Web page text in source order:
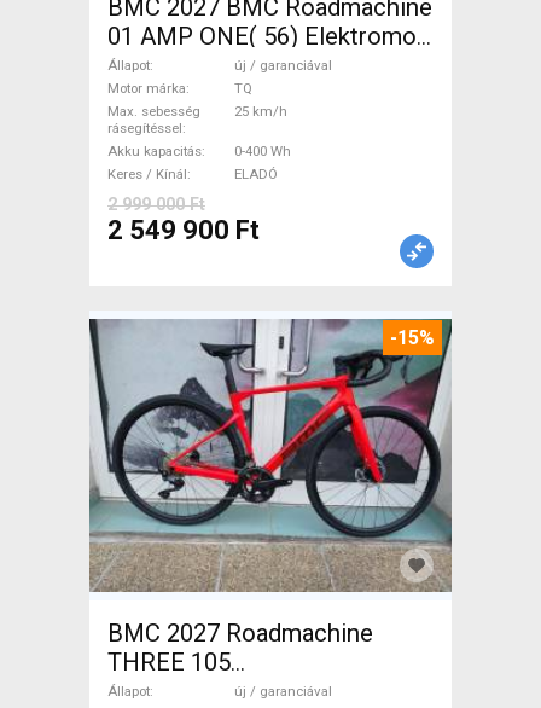
BMC 2027 BMC Roadmachine
01 AMP ONE( 56) Elektromos
Országúti / Gravel TQ új /
garanciával ELADÓ
Állapot
új / garanciával
Motor márka
TQ
Max. sebesség
rásegítéssel
25 km/h
Akku kapacitás
0-400 Wh
Keres / Kínál
ELADÓ
2 999 000 Ft
2 549 900 Ft
-15%
BMC 2027 Roadmachine
THREE 105
(47,51,54,56,58,61) Országúti
Állapot
új / garanciával